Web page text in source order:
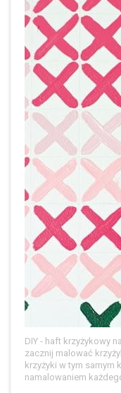
DIY - haft krzyżykowy
zacznij malować
krzyżyki w tym samym
namalowaniem